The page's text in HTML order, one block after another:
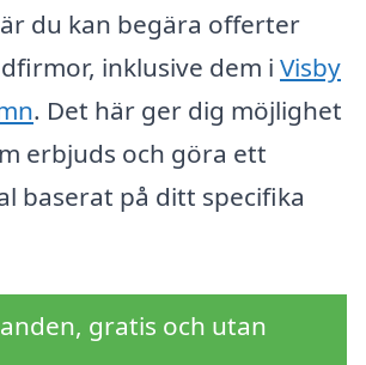
du kan begära offerter
inklusive dem i Visby
. Det här ger dig möjlighet
erbjuds och göra ett
baserat på ditt specifika
gratis och utan